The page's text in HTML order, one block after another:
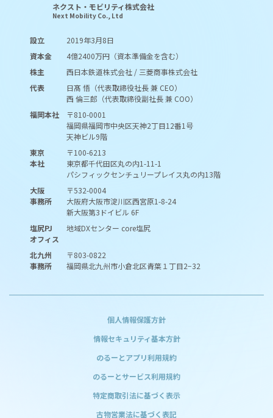
ネクスト・モビリティ株式会社
Next Mobility Co., Ltd
設立
2019年3月8日
資本金
4億2400万円（資本準備金を含む）
株主
西日本鉄道株式会社 / 三菱商事株式会社
代表
日髙 悟（代表取締役社長 兼 CEO）
西 倫三郎（代表取締役副社長 兼 COO）
福岡本社
〒810-0001
福岡県福岡市中央区天神2丁目12番1号
天神ビル9階
東京
本社
〒100-6213
東京都千代田区丸の内1-11-1
パシフィックセンチュリープレイス丸の内13階
大阪
事務所
〒532-0004
大阪府大阪市淀川区西宮原1-8-24
新大阪第3ドイビル 6F
塩尻PJ
オフィス
地域DXセンター core塩尻
北九州
事務所
〒803-0822
福岡県北九州市小倉北区青葉１丁目2−32
個人情報保護方針
情報セキュリティ基本方針
のるーとアプリ利用規約
のるーとサービス利用規約
特定商取引法に基づく表示
古物営業法に基づく表記